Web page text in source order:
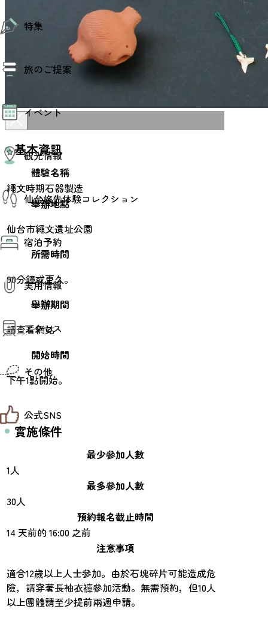
お得なチケット
エリアガイド
復興に向けて
仙台観光PR動画ライブラリー
仙台から行く東北周遊旅
伝統的工芸品
特集
夜時間トピックス
旅のご提案
AIおまかせコース
イベント
イベント情報
その他イベント情報（音楽・展示会）
スポーツ情報
コンベンション情報
観光情報
観光スポット
温泉
美味いもの
季節のイベント
プロスポーツチーム・プロオーケストラ
仙台の銘品
仙台夜時間
宿泊施設
仙台観光マップ
仙台旅先体験コレクション
仙台旅先体験コレクション
体験プログラム検索（予約）
体験事業者からのお知らせ
体験事業者
宿泊予約
実用情報
お役立ち情報
仙台観光マップ
アクセス
仙台までの経路検索
市内の交通情報
お得なチケット
その他
お問い合わせ
教育旅行
観光マップ
せんだい旅日和とは
公式SNS
せんだい旅日和 Instagram
仙台旅先体験コレクション Facebook
基本資訊
體驗名稱
繩文時期石器製造
舉辦地點
仙台市繩文遺址公園
所需時間
90分鐘或更久。
舉辦期間
請查看網站
開始時間
下午1點開始。
實施條件
最少參加人數
1人
最多參加人數
30人
預約報名截止時間
14 天前的 16:00 之前
注意事項
適合12歲以上人士參加。由於石塊碎片可能造成危
險，請穿著長袖衣褲參加活動。無需預約，但10人
以上團體請至少提前兩週申請。